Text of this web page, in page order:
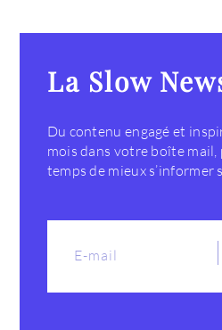
La Slow
Du contenu engagé et
mois dans votre boîte
temps de mieux s’informer